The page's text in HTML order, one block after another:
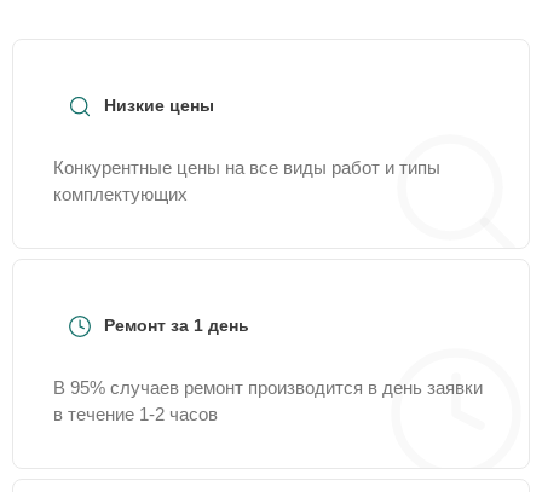
Низкие цены
Конкурентные цены на все виды работ и типы
комплектующих
Ремонт за 1 день
В 95% случаев ремонт производится в день заявки
в течение 1-2 часов